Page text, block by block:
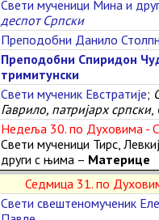
Свети мученици Мина и
деспот Српски
Преподобни Данило
Преподобни Спиридон
тримитунски
Свети мученик Евстратије;
Гаврило, патријарх српски,
Недеља 30. по Духовима -
Свети мученици Тирс,
други с њима – Материце
Седмица 31. по
Свети свештеномученик